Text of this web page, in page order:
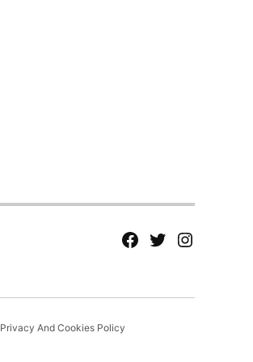
fb Tw tw
Privacy And Cookies Policy